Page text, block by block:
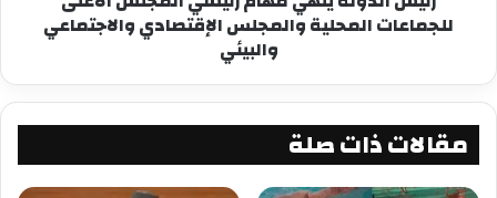
للجماعات المحلية والمجلس الإقتصادي والاجتماعي
والبيئي
مقالات ذات صلة